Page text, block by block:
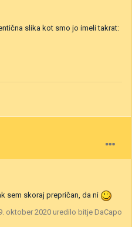
slika kot smo jo imeli takrat:
sem skoraj prepričan, da ni
oktober 2020 uredilo bitje DaCapo